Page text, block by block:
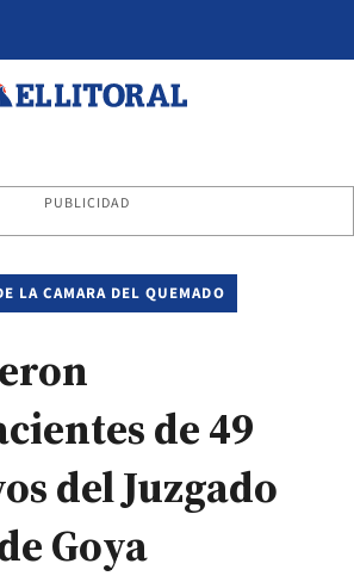
PUBLICIDAD
LA CAMARA DEL QUEMADO
de 49
del Juzgado
Goya